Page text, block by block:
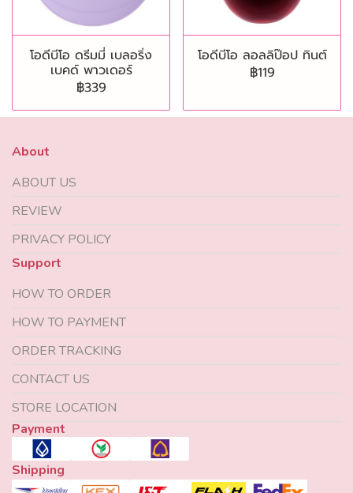
โอดีบีโอ ดรีมมี่ เบลอริ่ง
เบคด์ พาวเดอร์
฿339
โอดีบีโอ ลอลลิป๊อป ทินต์
฿119
About
ABOUT US
REVIEW
PRIVACY POLICY
Support
HOW TO ORDER
HOW TO PAYMENT
ORDER TRACKING
CONTACT US
STORE LOCATION
Payment
Shipping